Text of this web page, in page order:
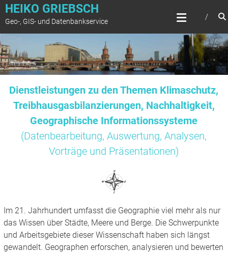
Zum
springen
HEIKO GRIEBSCH
Geo-, GIS- und Datenbankservice
Dienstleistungen zu den Themen Klimaschutz,
Treibhausgasbilanzierungen, Nachhaltigkeit,
Geographische Informationssysteme
(Datenbearbeitung, Auswertung, Analysen,
Vorträge und Präsentationen)
Im 21. Jahrhundert umfasst die Geographie viel mehr als nur
das Wissen über Städte, Meere und Berge. Die Schwerpunkte
und Arbeitsgebiete dieser Wissenschaft haben sich längst
gewandelt. Geographen erforschen, analysieren und bewerten